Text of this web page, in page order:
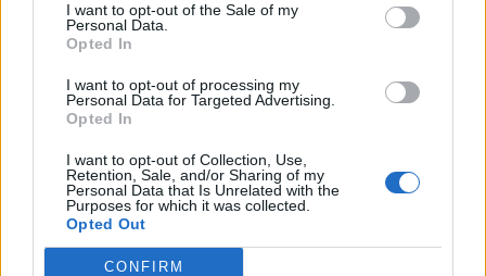
I want to opt-out of the Sale of my
Personal Data.
Opted In
I want to opt-out of processing my
Personal Data for Targeted Advertising.
Opted In
I want to opt-out of Collection, Use,
Retention, Sale, and/or Sharing of my
Personal Data that Is Unrelated with the
Purposes for which it was collected.
Opted Out
CONFIRM
Di Natale: parlo soltanto con i
Berlusconi: ora basta con il
gossip